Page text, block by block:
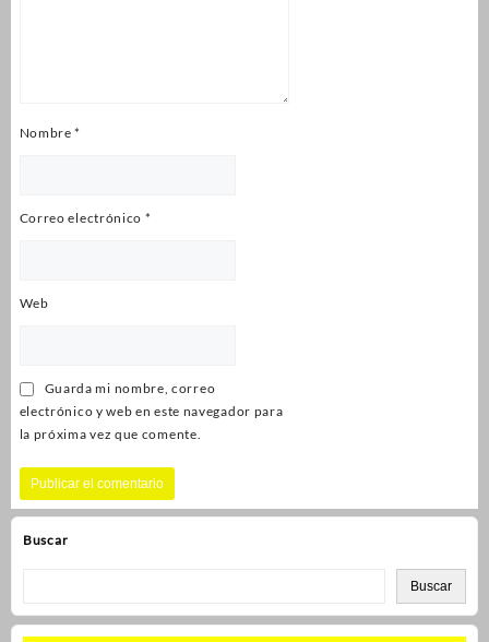
Buscar
Buscar
Nombre*
Correo electrónico *
Web
Guarda mi nombre, correo
electrónico y web en este navegador para
la próxima vez que comente.